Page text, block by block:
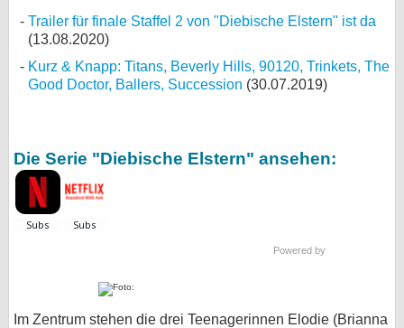
Trailer für finale Staffel 2 von "Diebische Elstern" ist da
(13.08.2020)
Kurz & Knapp: Titans, Beverly Hills, 90120, Trinkets, The
Good Doctor, Ballers, Succession (30.07.2019)
Die Serie "Diebische Elstern" ansehen:
Powered by
Im Zentrum stehen die drei Teenagerinnen Elodie (Brianna